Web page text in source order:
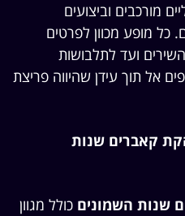
מורכבים וביצועים
כל מופע מכוון לפרטים
ועד לתלבושות
אל תוך עידן שהיווה פריצת
קאברים שנות
שנות השמונים כולל מגוון